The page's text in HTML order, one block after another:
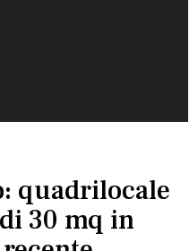
quadrilocale
30 mq in